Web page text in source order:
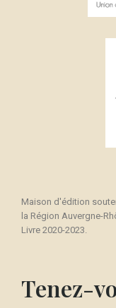
Maison d'édition
la Région Auvergne-
Livre 2020-2023.
Tenez-